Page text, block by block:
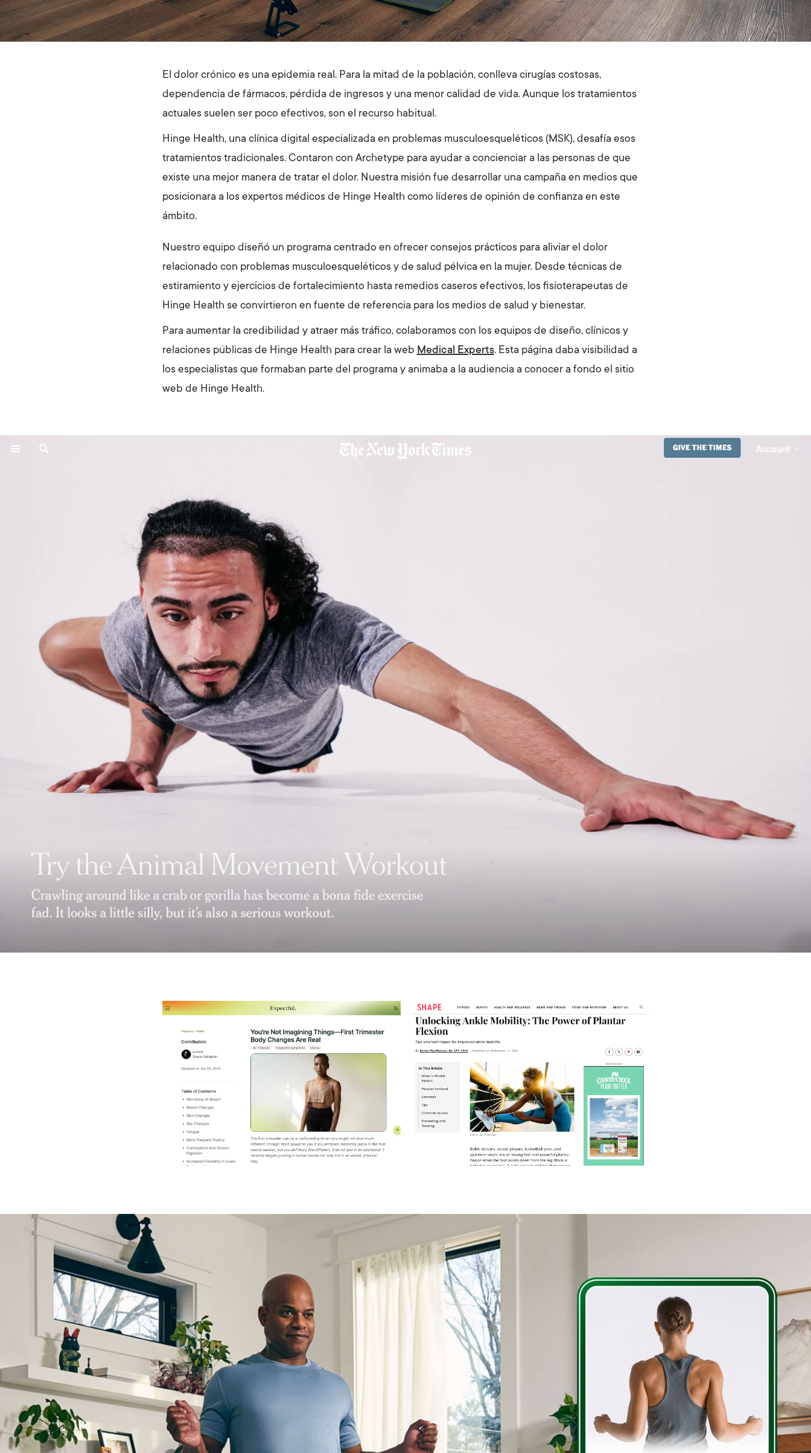
El dolor crónico es una epidemia real. Para la mitad de la población, conlleva cirugías costosas,
dependencia de fármacos, pérdida de ingresos y una menor calidad de vida. Aunque los tratamientos
actuales suelen ser poco efectivos, son el recurso habitual.
Hinge Health, una clínica digital especializada en problemas musculoesqueléticos (MSK), desafía esos
tratamientos tradicionales. Contaron con Archetype para ayudar a concienciar a las personas de que
existe una mejor manera de tratar el dolor. Nuestra misión fue desarrollar una campaña en medios que
posicionara a los expertos médicos de Hinge Health como líderes de opinión de confianza en este
ámbito.
Nuestro equipo diseñó un programa centrado en ofrecer consejos prácticos para aliviar el dolor
relacionado con problemas musculoesqueléticos y de salud pélvica en la mujer. Desde técnicas de
estiramiento y ejercicios de fortalecimiento hasta remedios caseros efectivos, los fisioterapeutas de
Hinge Health se convirtieron en fuente de referencia para los medios de salud y bienestar.
Para aumentar la credibilidad y atraer más tráfico, colaboramos con los equipos de diseño, clínicos y
relaciones públicas de Hinge Health para crear la webMedical Experts. Esta página daba visibilidad a
los especialistas que formaban parte del programa y animaba a la audiencia a conocer a fondo el sitio
web de Hinge Health.